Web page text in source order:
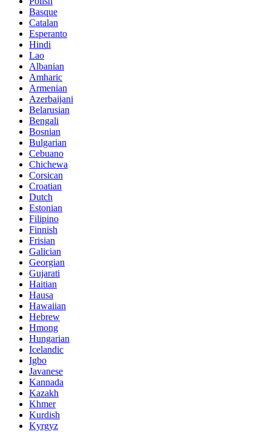
Basque
Catalan
Esperanto
Hindi
Lao
Albanian
Amharic
Armenian
Azerbaijani
Belarusian
Bengali
Bosnian
Bulgarian
Cebuano
Chichewa
Corsican
Croatian
Dutch
Estonian
Filipino
Finnish
Frisian
Galician
Georgian
Gujarati
Haitian
Hausa
Hawaiian
Hebrew
Hmong
Hungarian
Icelandic
Igbo
Javanese
Kannada
Kazakh
Khmer
Kurdish
Kyrgyz